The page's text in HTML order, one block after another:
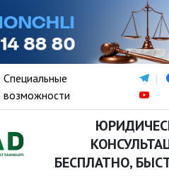
Специальные
возможности
БЕСПЛАТНО,